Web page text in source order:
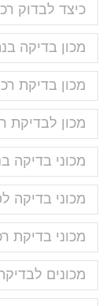
כיצד לבדוק
מכון בדיקה
מכון בדיקת
מכון
מכוני בדיקה
מכוני בדיקה
מכוני בדיקת
מכונים